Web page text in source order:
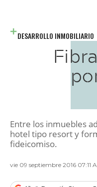
DESARROLLO INMOBILIARIO
Entre los inmuebles
hotel tipo resort y
fideicomiso.
vie 09 septiembre 2016 07:11